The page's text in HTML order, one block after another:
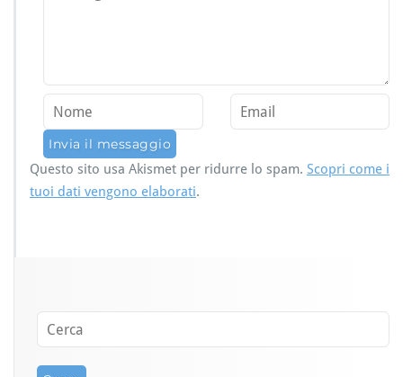
Questo sito usa Akismet per ridurre lo spam. Scopri come i
tuoi dati vengono elaborati.